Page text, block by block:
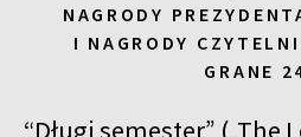
NAGRODY
I NAGRODY
GRANE
“Długi semester” („The